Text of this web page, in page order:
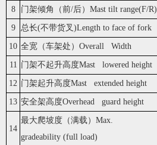
8 门架倾角（前/后）Mast tilt range(F/R)
9 总长(不带货叉)Length to face of fork
10 全宽（车架处）Overall Width
11 门架不起升高度Mast lowered height
12 门架起升高度Mast extended height
13 安全架高度Overhead guard height
14
最大爬坡度（满载）Max.
gradeability (full load)